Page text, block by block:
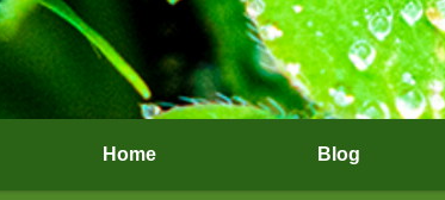
Home Blog